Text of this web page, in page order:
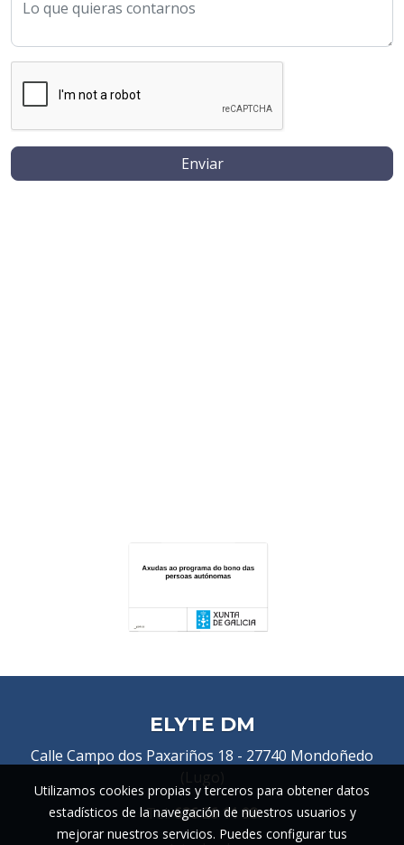
Enviar
ELYTE DM
Calle Campo dos Paxariños 18 - 27740 Mondoñedo
Tel:636 26 11 98
Utilizamos cookies propias y terceros para obtener datos
estadísticos de la navegación de nuestros usuarios y
mejorar nuestros servicios. Puedes configurar tus